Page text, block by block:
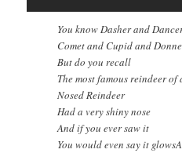
You know Dasher and
Comet and Cupid and
But do you recall
The most famous reindeer
Nosed Reindeer
Had a very shiny nose
And if you ever saw it
You would even say it